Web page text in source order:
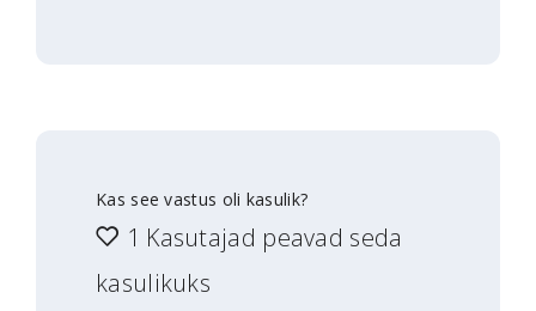
Kas see vastus oli kasulik?
1 Kasutajad peavad seda
kasulikuks